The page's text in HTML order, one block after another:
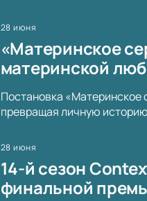
28 июня
«Материнское
материнской
Постановка «Материнское
превращая личную
28 июня
14-й сезон
финальной